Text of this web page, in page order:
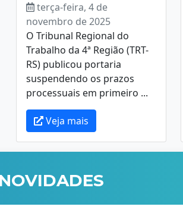
terça-feira, 4 de
novembro de 2025
O Tribunal Regional do
Trabalho da 4ª Região (TRT-
RS) publicou portaria
suspendendo os prazos
processuais em primeiro ...
Veja mais